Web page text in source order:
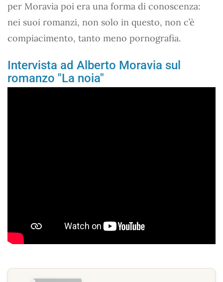
per Moravia poi era una forma di conoscenza:
nei suoi romanzi, non solo in questo, non c’è
compiacimento, tanto meno pornografia.
Intervista ad Alberto Moravia sul
romanzo "La noia"